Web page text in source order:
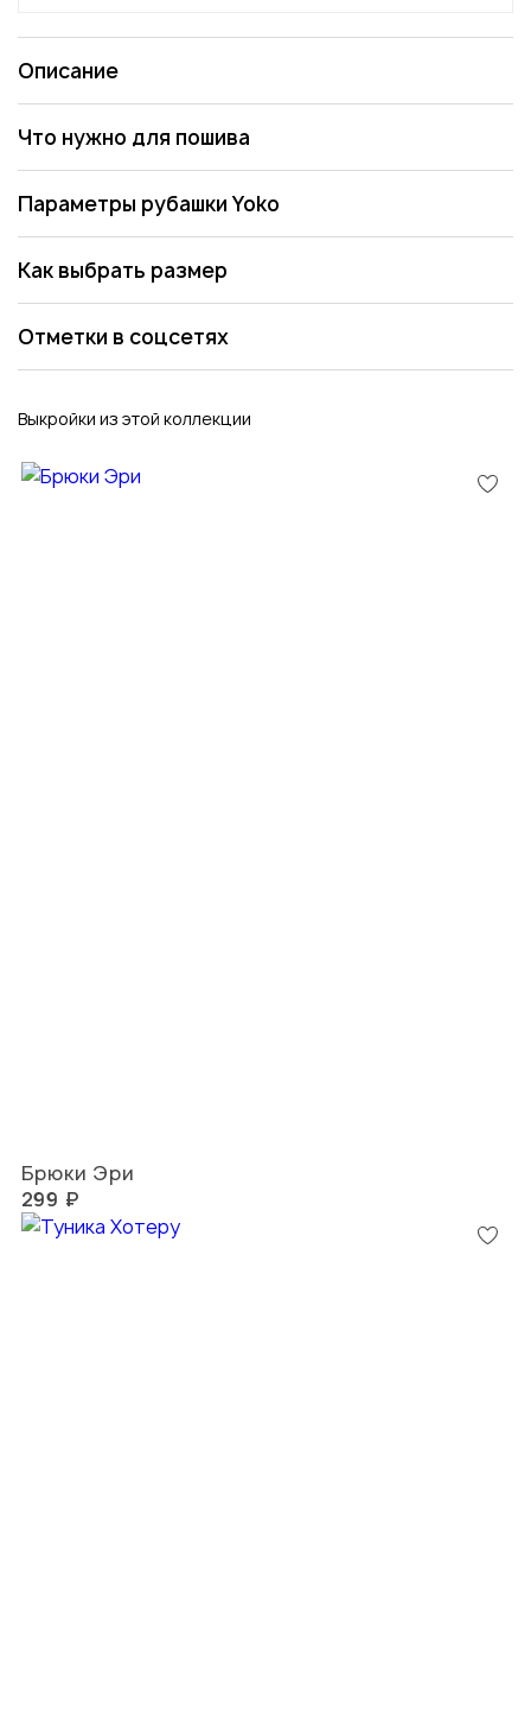
Описание
Что нужно для пошива
Параметры рубашки Yoko
Как выбрать размер
Отметки в соцсетях
Выкройки из этой коллекции
Брюки Эри
299 ₽